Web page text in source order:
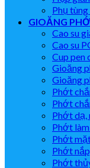
Phụ
GIOĂNG
Cao su
Cao su
Cup pen
Gioăng
Gioăng
Phớt
Phớt
Phớt dạ,
Phớt
Phớt
Phớt
Phớt